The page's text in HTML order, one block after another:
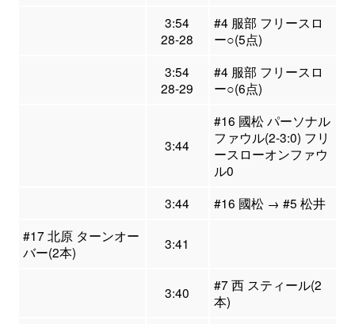
3:54
28-28
#4 服部 フリースロ
ー○(5点)
3:54
28-29
#4 服部 フリースロ
ー○(6点)
3:44
#16 國松 パーソナル
ファウル(2-3:0) フリ
ースローオンファウ
ル0
3:44
#16 國松 → #5 松井
#17 北原 ターンオー
バー(2本)
3:41
3:40
#7 西 スティール(2
本)